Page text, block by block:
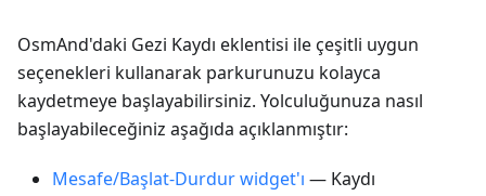
OsmAnd'daki Gezi Kaydı eklentisi ile çeşitli uygun
seçenekleri kullanarak parkurunuzu kolayca
kaydetmeye başlayabilirsiniz. Yolculuğunuza nasıl
başlayabileceğiniz aşağıda açıklanmıştır:
Mesafe/Başlat-Durdur widget'ı — Kaydı